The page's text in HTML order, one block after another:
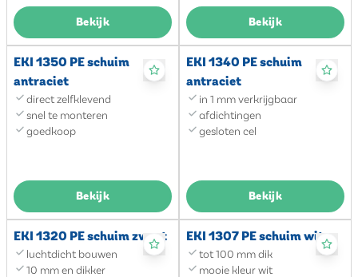
Bekijk Bekijk
EKI 1350 PE schuim
antraciet
direct zelfklevend
snel te monteren
goedkoop
Bekijk
EKI 1340 PE schuim
antraciet
in 1 mm verkrijgbaar
afdichtingen
gesloten cel
Bekijk
EKI 1320 PE schuim zwart
luchtdicht bouwen
10 mm en dikker
EKI 1307 PE schuim wit
tot 100 mm dik
mooie kleur wit